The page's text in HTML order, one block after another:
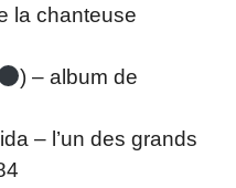
la chanteuse
) – album de
– l’un des grands